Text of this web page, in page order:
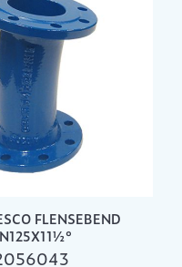
FLENSEBEND